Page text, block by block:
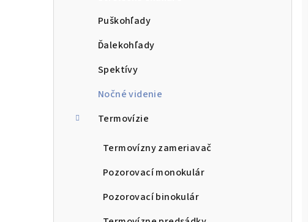
Puškohľady
Ďalekohľady
Spektívy
Nočné videnie
Termovízie
Termovízny zameriavač
Pozorovací monokulár
Pozorovací binokulár